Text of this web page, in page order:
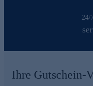
24/
Ihre Gutschein-